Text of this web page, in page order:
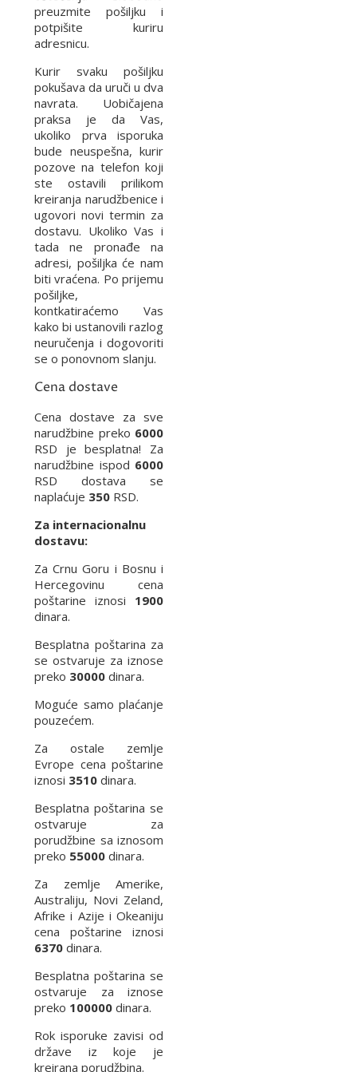
preuzmite pošiljku i
potpišite kuriru
adresnicu.
Kurir svaku pošiljku
pokušava da uruči u dva
navrata. Uobičajena
praksa je da Vas,
ukoliko prva isporuka
bude neuspešna, kurir
pozove na telefon koji
ste ostavili prilikom
kreiranja narudžbenice i
ugovori novi termin za
dostavu. Ukoliko Vas i
tada ne pronađe na
adresi, pošiljka će nam
biti vraćena. Po prijemu
pošiljke,
kontkatiraćemo Vas
kako bi ustanovili razlog
neuručenja i dogovoriti
se o ponovnom slanju.
Cena dostave
Cena dostave za sve
narudžbine preko 6000
RSD je besplatna! Za
narudžbine ispod 6000
RSD dostava se
naplaćuje 350 RSD.
Za internacionalnu
dostavu:
Za Crnu Goru i Bosnu i
Hercegovinu cena
poštarine iznosi 1900
dinara.
Besplatna poštarina za
se ostvaruje za iznose
preko 30000 dinara.
Moguće samo plaćanje
pouzećem.
Za ostale zemlje
Evrope cena poštarine
iznosi 3510 dinara.
Besplatna poštarina se
ostvaruje za
porudžbine sa iznosom
preko 55000 dinara.
Za zemlje Amerike,
Australiju, Novi Zeland,
Afrike i Azije i Okeaniju
cena poštarine iznosi
6370 dinara.
Besplatna poštarina se
ostvaruje za iznose
preko 100000 dinara.
Rok isporuke zavisi od
države iz koje je
kreirana porudžbina.